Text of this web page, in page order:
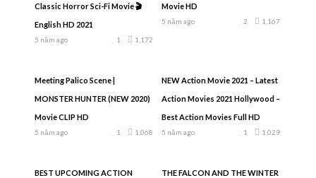
Classic Horror Sci-Fi Movie 🎬
English HD 2021
5 năm ago 1,172
1
Movie HD
5 năm ago 1,167
2
Meeting Palico Scene |
MONSTER HUNTER (NEW 2020)
Movie CLIP HD
5 năm ago 1,068
1
NEW Action Movie 2021 – Latest
Action Movies 2021 Hollywood –
Best Action Movies Full HD
5 năm ago 1,029
1
BEST UPCOMING ACTION
THE FALCON AND THE WINTER